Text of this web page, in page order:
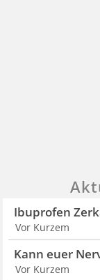
Ibuprofen
Vor Kurzem
Kann euer
Vor Kurzem